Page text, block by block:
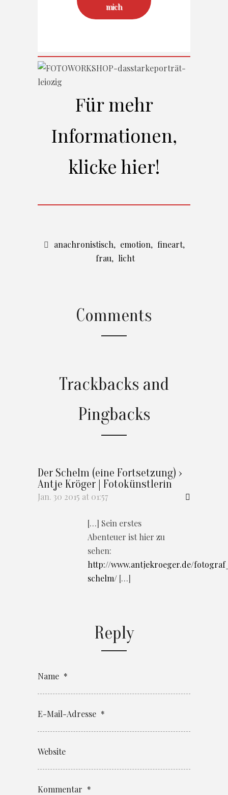
mich
Für mehr
Informationen,
klicke hier!
anachronistisch, emotion, fineart,
frau, licht
Comments
Trackbacks and
Pingbacks
Der Schelm (eine Fortsetzung) ›
Antje Kröger | Fotokünstlerin
Jan. 30 2015 at 01:57
[…] Sein erstes
Abenteuer ist hier zu
sehen:
http://www.antjekroeger.de/
schelm/ […]
Reply
Name *
E-Mail-Adresse *
Website
Kommentar *